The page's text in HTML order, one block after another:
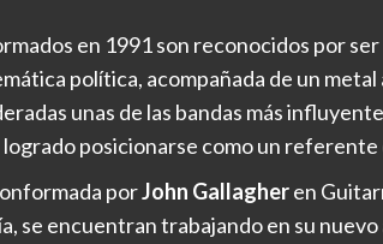
en 1991 son reconocidos por ser
política, acompañada de un
unas de las bandas más
posicionarse como un
porJohn Gallagheren
se encuentran trabajando en su